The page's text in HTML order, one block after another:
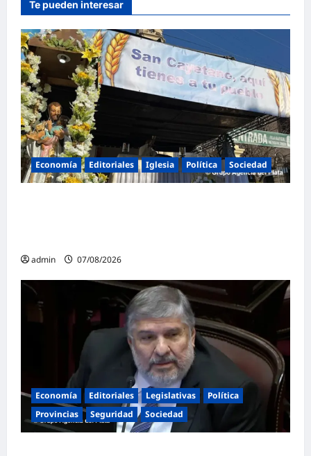
Te pueden interesar
Economía Editoriales Iglesia Política Sociedad
admin 07/08/2026
Economía Editoriales Legislativas
Política
Provincias
Seguridad Sociedad